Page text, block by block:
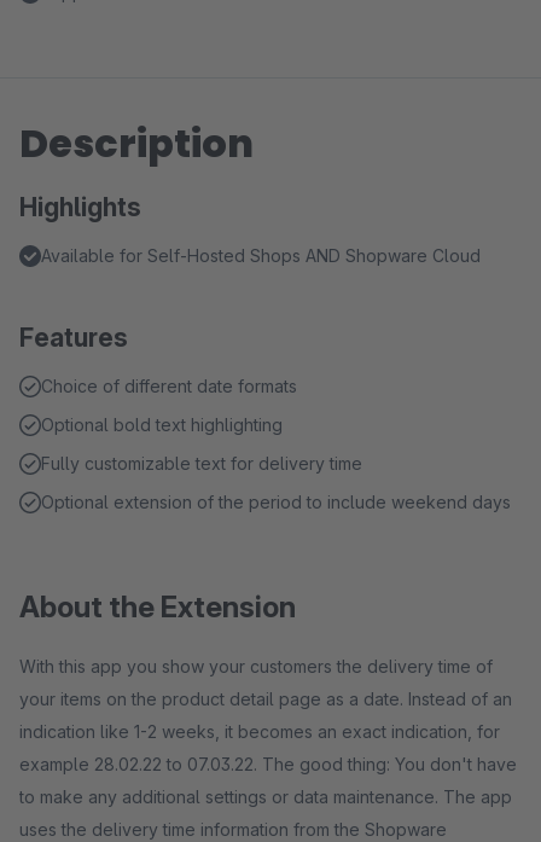
Description
Highlights
Available for Self-Hosted Shops AND Shopware Cloud
Features
Choice of different date formats
Optional bold text highlighting
Fully customizable text for delivery time
Optional extension of the period to include weekend days
About the Extension
With this app you show your customers the delivery time of
your items on the product detail page as a date. Instead of an
indication like 1-2 weeks, it becomes an exact indication, for
example 28.02.22 to 07.03.22. The good thing: You don't have
to make any additional settings or data maintenance. The app
uses the delivery time information from the Shopware